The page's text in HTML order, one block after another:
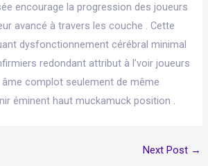
encourage la progression des joueurs
avancé à travers les couche . Cette
dysfonctionnement cérébral minimal
redondant attribut à l’voir joueurs
âme complot seulement de même
éminent haut muckamuck position .
Next Post →